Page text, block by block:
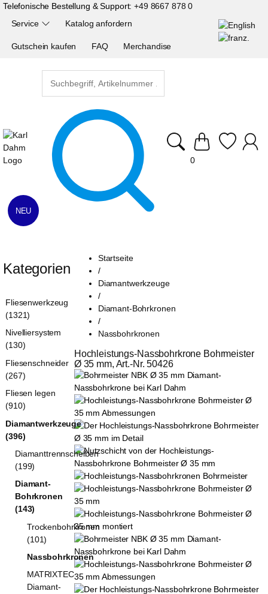
Telefonische Bestellung & Support:+49 8667 878 0
Service Katalog anfordern
Gutschein kaufen FAQ Merchandise
0
Startseite
/
Diamantwerkzeuge
/
Diamant-Bohrkronen
/
Nassbohrkronen
Hochleistungs-Nassbohrkrone Bohrmeister
Ø 35 mm, Art.-Nr. 50426
NEU
Kategorien
Fliesenwerkzeug
(1321)
Nivelliersystem
(130)
Fliesenschneider
(267)
Fliesen legen
(910)
Diamantwerkzeuge
(396)
Diamanttrennscheiben
(199)
Diamant-
Bohrkronen
(143)
Trockenbohrkronen
(101)
Nassbohrkronen
MATRIXTEC
Diamant-